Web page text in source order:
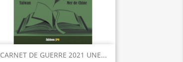
CARNET DE GUERRE 2021 UNE...
Visualização rápida